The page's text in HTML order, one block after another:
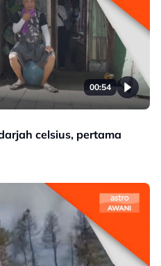
00:54
celsius, pertama